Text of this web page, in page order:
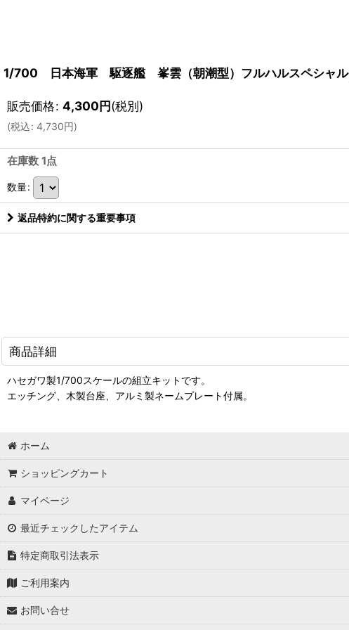
1/700 日本海軍 駆逐艦 峯雲（朝潮型）フルハルスペシャル
販売価格: 4,300円(税別)
(税込: 4,730円)
在庫数 1点
数量:
返品特約に関する重要事項
商品詳細
ハセガワ製1/700スケールの組立キットです。
エッチング、木製台座、アルミ製ネームプレート付属。
ホーム
ショッピングカート
マイページ
最近チェックしたアイテム
特定商取引法表示
ご利用案内
お問い合せ